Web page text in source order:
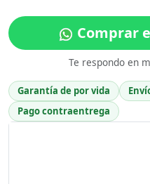
Comprar
Te respondo en
Garantía de por vida
Pago contraentrega